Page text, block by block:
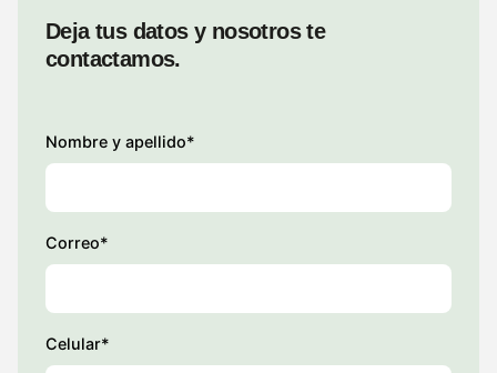
Deja tus datos y nosotros te
contactamos.
Nombre y apellido*
Correo*
Celular*